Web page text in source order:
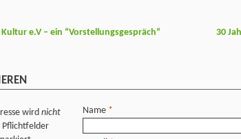
e.V – ein “Vorstellungsgespräch“ 30
wird nicht
Name *